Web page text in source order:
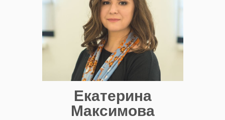
Екатерина
Максимова